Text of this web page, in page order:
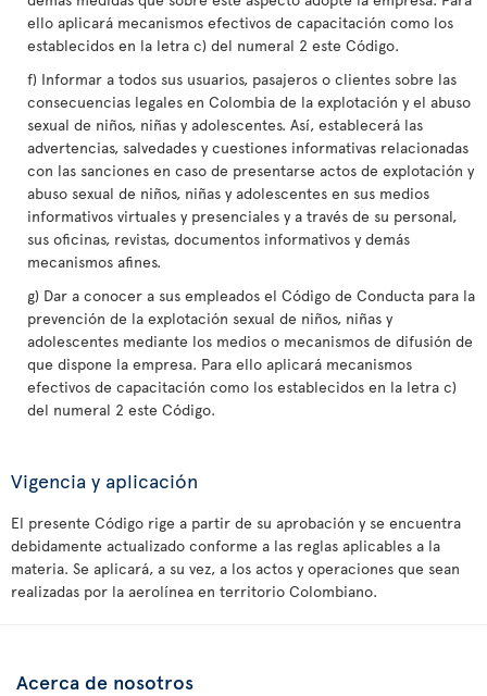
ello aplicará mecanismos efectivos de capacitación como los
establecidos en la letra c) del numeral 2 este Código.
f) Informar a todos sus usuarios, pasajeros o clientes sobre las
consecuencias legales en Colombia de la explotación y el abuso
sexual de niños, niñas y adolescentes. Así, establecerá las
advertencias, salvedades y cuestiones informativas relacionadas
con las sanciones en caso de presentarse actos de explotación y
abuso sexual de niños, niñas y adolescentes en sus medios
informativos virtuales y presenciales y a través de su personal,
sus oficinas, revistas, documentos informativos y demás
mecanismos afines.
g) Dar a conocer a sus empleados el Código de Conducta para la
prevención de la explotación sexual de niños, niñas y
adolescentes mediante los medios o mecanismos de difusión de
que dispone la empresa. Para ello aplicará mecanismos
efectivos de capacitación como los establecidos en la letra c)
del numeral 2 este Código.
Vigencia y aplicación
El presente Código rige a partir de su aprobación y se encuentra
debidamente actualizado conforme a las reglas aplicables a la
materia. Se aplicará, a su vez, a los actos y operaciones que sean
realizadas por la aerolínea en territorio Colombiano.
Acerca de nosotros